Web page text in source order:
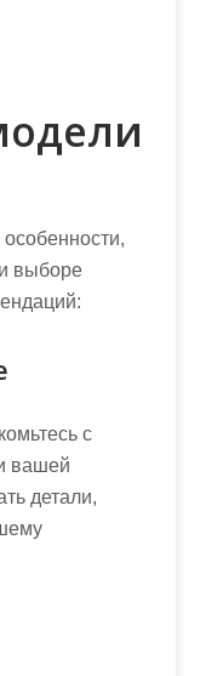
выборе
с
вашей
детали,